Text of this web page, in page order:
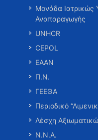
Μονάδα Ιατρικώς
Αναπαραγωγής
UNHCR
CEPOL
ΕΑΑΝ
Π.Ν.
ΓΕΕΘΑ
Περιοδικό
Λέσχη
Ν.Ν.Α.